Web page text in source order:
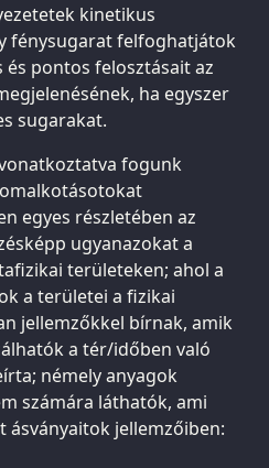
kinetikus
fénysugarat felfoghatjátok
pontos felosztásait az
ha egyszer
sugarakat.
fogunk
egyes részletében az
ugyanazokat a
területeken; ahol a
a területei a fizikai
jellemzőkkel bírnak, amik
a tér/időben való
némely anyagok
számára láthatók, ami
jellemzőiben: